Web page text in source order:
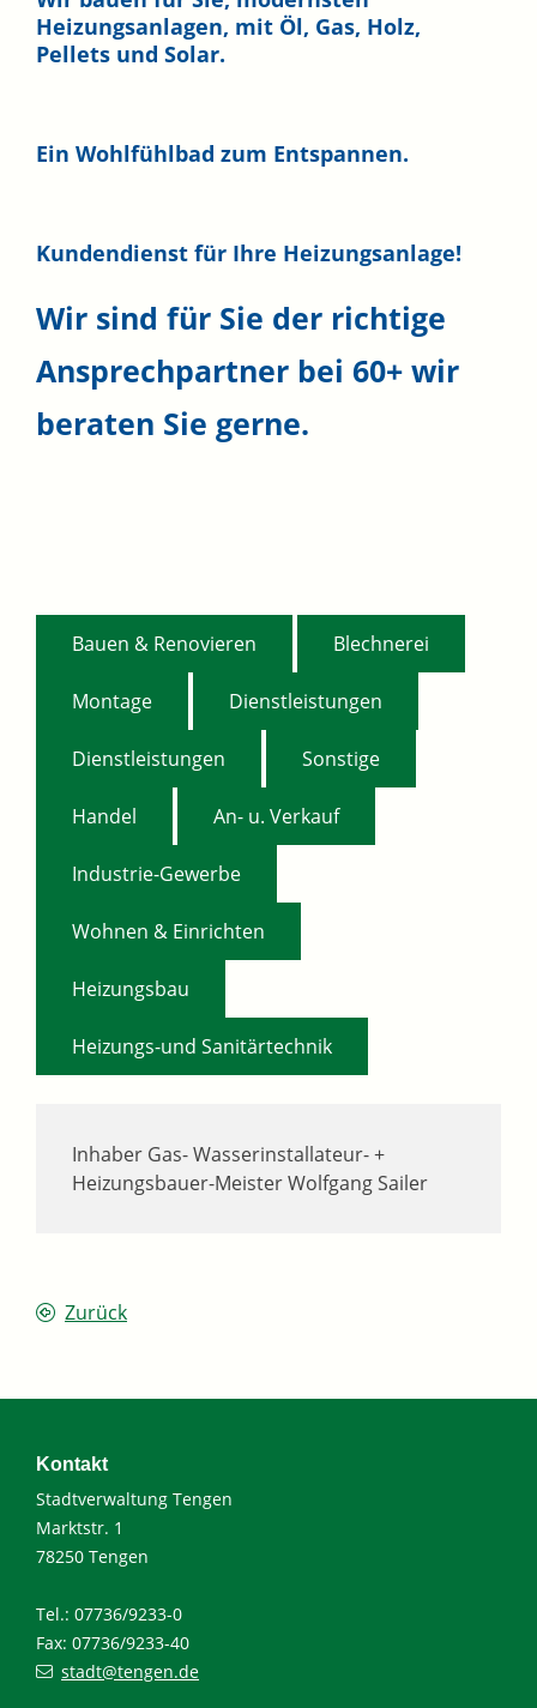
Inhaber Gas- Wasserinstallateur- +
Heizungsbauer-MeisterWolfgangSailer
Heizungsanlagen, mit Öl, Gas, Holz,
Pellets und Solar.
Ein Wohlfühlbad zum Entspannen.
Kundendienst für Ihre Heizungsanlage!
Wir sind für Sie der richtige
Ansprechpartner bei 60+ wir
beraten Sie gerne.
Bauen & Renovieren Blechnerei
Montage Dienstleistungen
Dienstleistungen Sonstige
Handel An- u. Verkauf
Industrie-Gewerbe
Wohnen & Einrichten
Heizungsbau
Heizungs-und Sanitärtechnik
Zurück
Kontakt
Stadtverwaltung Tengen
Marktstr. 1
78250 Tengen
Tel.: 07736/9233-0
Fax: 07736/9233-40
stadt@tengen.de